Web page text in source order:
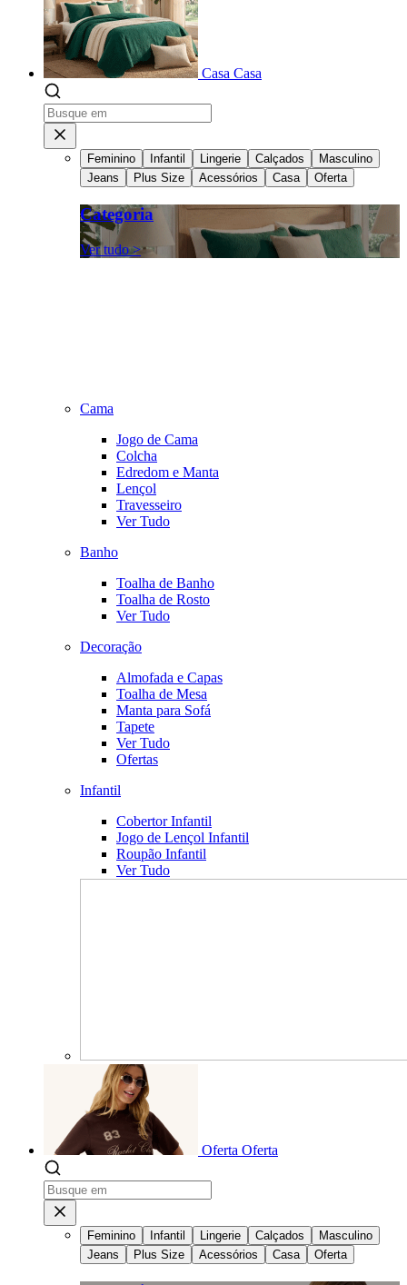
Casa Casa
Feminino Infantil Lingerie Calçados
Masculino
Jeans
Plus Size Acessórios Casa Oferta
Categoria
Ver tudo >
Cama
Jogo de Cama
Colcha
Edredom e Manta
Lençol
Travesseiro
Ver Tudo
Banho
Toalha de Banho
Toalha de Rosto
Ver Tudo
Decoração
Almofada e Capas
Toalha de Mesa
Manta para Sofá
Tapete
Ver Tudo
Ofertas
Infantil
Cobertor Infantil
Jogo de Lençol Infantil
Roupão Infantil
Ver Tudo
Oferta Oferta
Feminino Infantil Lingerie Calçados
Masculino
Jeans
Plus Size Acessórios Casa Oferta